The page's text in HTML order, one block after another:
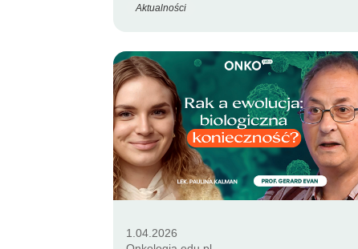
Aktualności
1.04.2026